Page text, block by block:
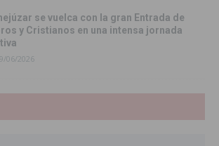
se vuelca con la gran Entrada de
y Cristianos en una intensa jornada
06/2026